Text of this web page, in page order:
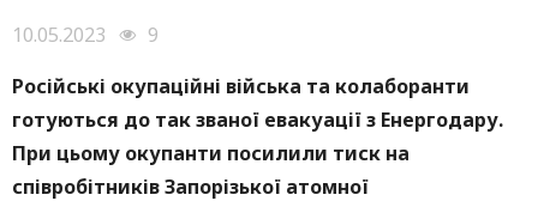
10.05.2023
9
Російські окупаційні війська та колаборанти
готуються до так званої евакуації з Енергодару.
При цьому окупанти посилили тиск на
співробітників Запорізької атомної